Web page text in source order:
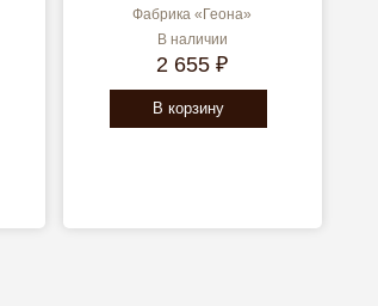
Фабрика «Геона»
В наличии
2 655 ₽
В корзину